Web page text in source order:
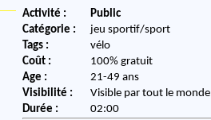
Activité :
Public
Catégorie :
jeu sportif/sport
Tags :
vélo
Coût :
100% gratuit
Age :
21-49 ans
Visibilité :
Visible par tout le monde
Durée :
02:00